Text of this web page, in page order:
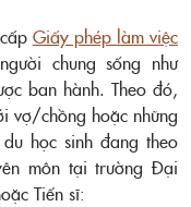
Giấy phép làm việc
chung sống như
ban hành. Theo đó,
vợ/chồng hoặc những
học sinh đang theo
môn tại trường Đại
Tiến sĩ: